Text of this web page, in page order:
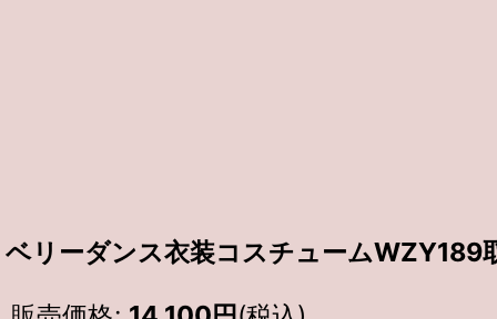
ベリーダンス衣装コスチュームWZY189